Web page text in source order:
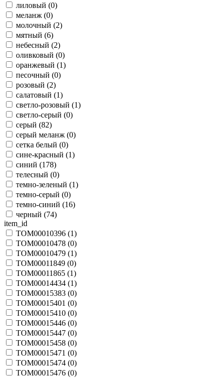
лиловый (0)
меланж (0)
молочный (2)
мятный (6)
небесный (2)
оливковый (0)
оранжевый (1)
песочный (0)
розовый (2)
салатовый (1)
светло-розовый (1)
светло-серый (0)
серый (82)
серый меланж (0)
сетка белый (0)
сине-красный (1)
синий (178)
телесный (0)
темно-зеленый (1)
темно-серый (0)
темно-синий (16)
черный (74)
item_id
TOM00010396 (1)
TOM00010478 (0)
TOM00010479 (1)
TOM00011849 (0)
TOM00011865 (1)
TOM00014434 (1)
TOM00015383 (0)
TOM00015401 (0)
TOM00015410 (0)
TOM00015446 (0)
TOM00015447 (0)
TOM00015458 (0)
TOM00015471 (0)
TOM00015474 (0)
TOM00015476 (0)